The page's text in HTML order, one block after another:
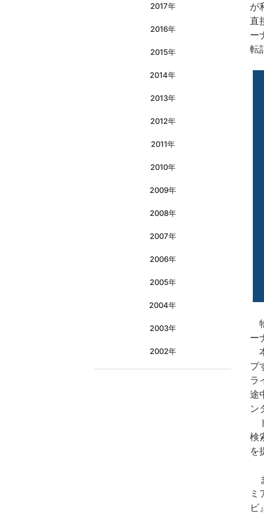
2017年
2016年
2015年
2014年
2013年
2012年
2011年
2010年
2009年
2008年
2007年
2006年
2005年
2004年
2003年
2002年
が
直
ー
転
ー
プ
ラ
途
ン
検
を
ミ
ビ